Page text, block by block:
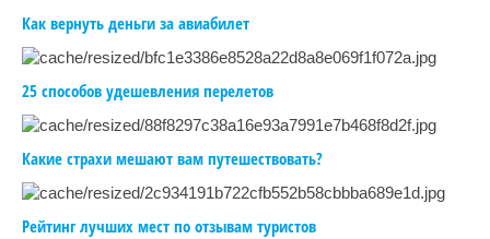
Как вернуть деньги за авиабилет
25 способов удешевления перелетов
Какие страхи мешают вам путешествовать?
Рейтинг лучших мест по отзывам туристов